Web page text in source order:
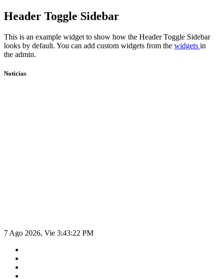
Skip
to
Header Toggle Sidebar
This is an example widget to show how the Header Toggle Sidebar
looks by default. You can add custom widgets from the widgets in
the admin.
Noticias
7 Ago 2026, Vie 3:43:22 PM